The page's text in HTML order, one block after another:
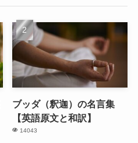
ブッダ（釈迦）の名言集
【英語原文と和訳】
14043